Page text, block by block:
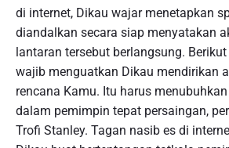
di internet, Dikau wajar menetapkan
diandalkan secara siap menyatakan
lantaran tersebut berlangsung.
wajib menguatkan Dikau mendirikan
rencana Kamu. Itu harus
dalam pemimpin tepat persaingan,
Trofi Stanley. Tagan nasib es di